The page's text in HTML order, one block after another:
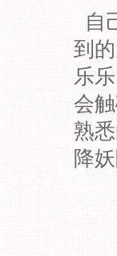
自
到
乐
会
熟
降